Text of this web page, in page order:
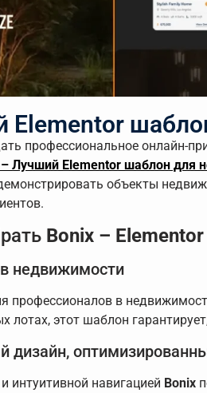
Elementor
профессиональное онлайн-
– Лучший Elementor шаблон для
объекты
Bonix –
недвижимости
профессионалов в
лотах, этот шаблон
дизайн,
навигацией Bonix